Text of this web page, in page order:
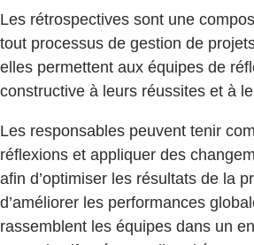
Les rétrospectives sont une
tout processus de gestion de
elles permettent aux équipes de
constructive à leurs réussites et à
Les responsables peuvent tenir
réflexions et appliquer des
afin d’optimiser les résultats de la
d’améliorer les performances
rassemblent les équipes dans un